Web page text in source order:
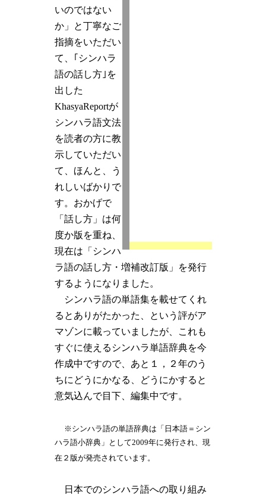
いのではない
か」と丁寧なご
指摘をいただい
て、｢シンハラ
語の話し方｣を
出した
KhasyaReportが
シンハラ語文法
を読者の方に教
示していただい
て、ほんと、う
れしいばかりで
す。おかげで
「話し方」は何
度か版を重ね、
現在は「シンハ
ラ語の話し方・増補改訂版」を発行
するようになりました。
シンハラ語の単語集を載せてくれ
るとありがたかった、という評がア
マゾンに載っていましたが、これも
すぐに使えるシンハラ単語辞典を今
作成中ですので、あと１，２年のう
ちにどうにかなる、どうにかすると
意気込んで目下、編集中です。
※シンハラ語の単語辞典は「日本語＝シン
ハラ語小辞典」として2009年に発行され、現
在２版が発売されています。
日本でのシンハラ語への取り組み